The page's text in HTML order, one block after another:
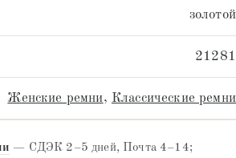
золотой
21281
Женские ремни, Классические ремни
— СДЭК 2–5 дней, Почта 4–14;